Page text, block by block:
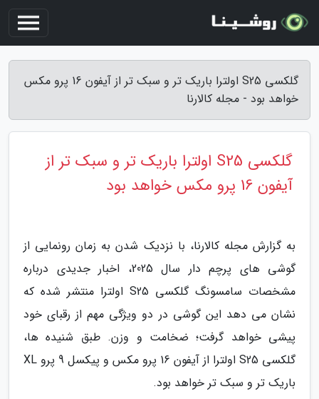
گلکسی S25 اولترا باریک تر و سبک تر از آیفون 16 پرو مکس
خواهد بود - مجله کالارنا
گلکسی S25 اولترا باریک تر و سبک تر از
آیفون 16 پرو مکس خواهد بود
به گزارش مجله کالارنا، با نزدیک شدن به زمان رونمایی از
گوشی های پرچم دار سال 2025، اخبار جدیدی درباره
مشخصات سامسونگ گلکسی S25 اولترا منتشر شده که
نشان می دهد این گوشی در دو ویژگی مهم از رقبای خود
پیشی خواهد گرفت؛ ضخامت و وزن. طبق شنیده ها،
گلکسی S25 اولترا از آیفون 16 پرو مکس و پیکسل 9 پرو XL
باریک تر و سبک تر خواهد بود.